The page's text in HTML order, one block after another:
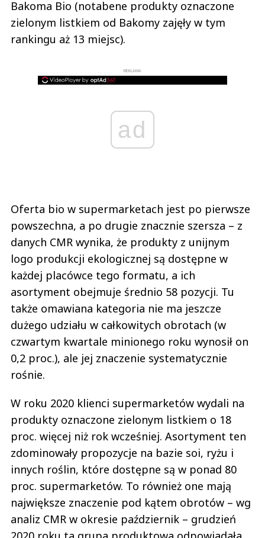
Bakoma Bio (notabene produkty oznaczone
zielonym listkiem od Bakomy zajęły w tym
rankingu aż 13 miejsc).
REKLAMA
ad
Oferta bio w supermarketach jest po pierwsze
powszechna, a po drugie znacznie szersza – z
danych CMR wynika, że produkty z unijnym
logo produkcji ekologicznej są dostępne w
każdej placówce tego formatu, a ich
asortyment obejmuje średnio 58 pozycji. Tu
także omawiana kategoria nie ma jeszcze
dużego udziału w całkowitych obrotach (w
czwartym kwartale minionego roku wynosił on
0,2 proc.), ale jej znaczenie systematycznie
rośnie.
W roku 2020 klienci supermarketów wydali na
produkty oznaczone zielonym listkiem o 18
proc. więcej niż rok wcześniej. Asortyment ten
zdominowały propozycje na bazie soi, ryżu i
innych roślin, które dostępne są w ponad 80
proc. supermarketów. To również one mają
największe znaczenie pod kątem obrotów – wg
analiz CMR w okresie październik – grudzień